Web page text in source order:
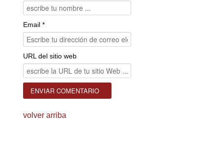
Email *
URL del sitio web
volver arriba